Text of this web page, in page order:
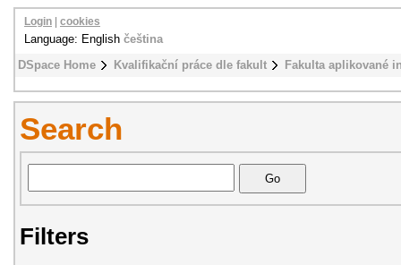
DSpace Home Kvalifikační práce dle fakult Fakulta aplikované
Login cookies
Language: English čeština
Search
Filters